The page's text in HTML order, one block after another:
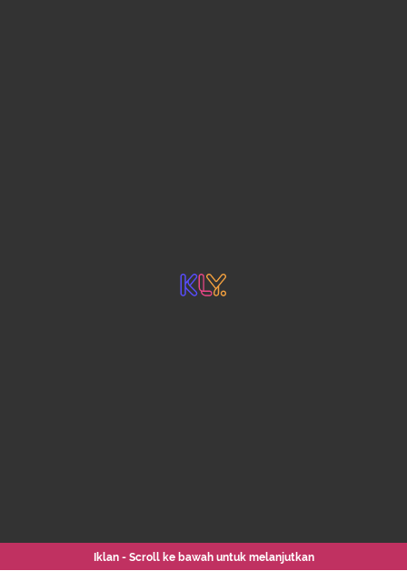
Iklan - Scroll ke bawah untuk melanjutkan